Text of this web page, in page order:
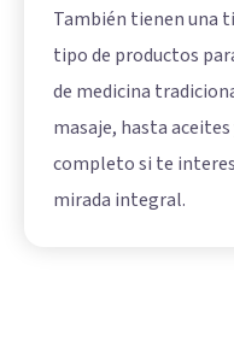
También tienen una
tipo de productos
de medicina
masaje, hasta aceites
completo si te
mirada integral.